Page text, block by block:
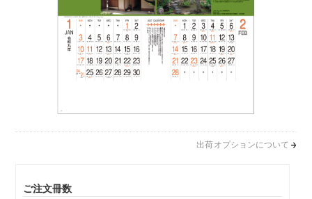
出荷オプションについて
ご注文冊数